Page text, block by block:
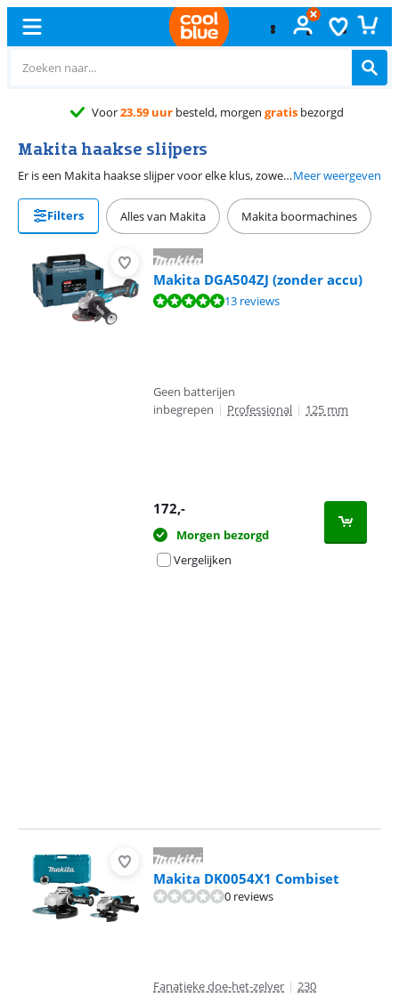
Voor23.59 uurbesteld, morgengratisbezorgd
Makita haakse slijpers
Er is een Makita haakse slijper voor elke klus, zowel met kleine 115 millimeter slijpschijven als de grote 230 millimeter exemplaren. Een Makita slijptol is geschikt voor professioneel gebruik en garandeert veiligheid, nauwkeurigheid en voldoende kracht voor uiteenlopende slijpklussen. Of er nu dikke stenen tegels doorgeslepen moeten worden of alleen een dunne metalen buis.Meer weergeven
Filters Alles van Makita Makita boormachines
Makita DGA504ZJ (zonder accu)
Beoordeling is 9,5 van de 10, gebaseerd op 13 reviews.
13 reviews
Geen batterijen
inbegrepen | Professional | 125 mm
172,-
Morgen bezorgd
Vergelijken
Makita DK0054X1 Combiset
0 reviews
Fanatieke doe-het-zelver | 230